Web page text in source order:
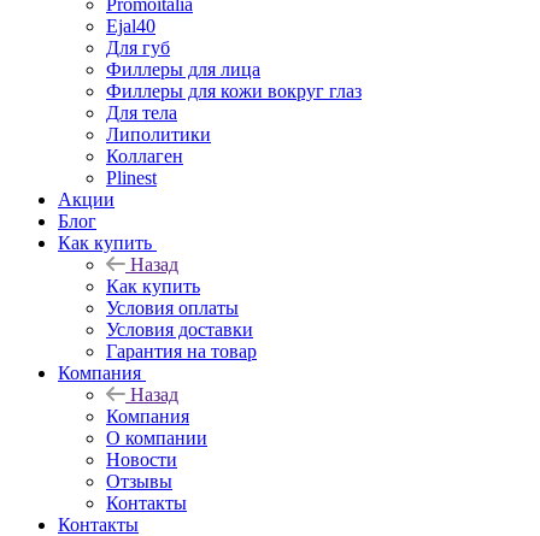
Promoitalia
Ejal40
Для губ
Филлеры для лица
Филлеры для кожи вокруг глаз
Для тела
Липолитики
Коллаген
Plinest
Акции
Блог
Как купить
Назад
Как купить
Условия оплаты
Условия доставки
Гарантия на товар
Компания
Назад
Компания
О компании
Новости
Отзывы
Контакты
Контакты